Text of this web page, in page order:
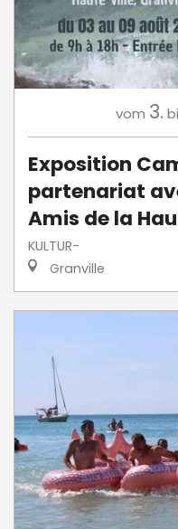
vom 3.
Exposition
partenariat
Amis de la
KULTUR-
Granville